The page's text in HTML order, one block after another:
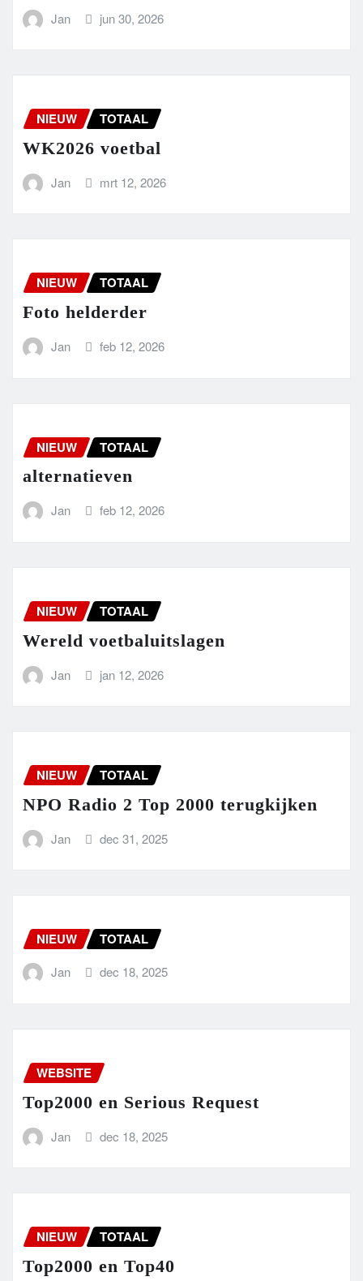
Jan jun 30, 2026
NIEUW TOTAAL
WK2026 voetbal
Jan mrt 12, 2026
NIEUW TOTAAL
Foto helderder
Jan feb 12, 2026
NIEUW TOTAAL
alternatieven
Jan feb 12, 2026
NIEUW TOTAAL
Wereld voetbaluitslagen
Jan jan 12, 2026
NIEUW TOTAAL
NPO Radio 2 Top 2000 terugkijken
Jan dec 31, 2025
NIEUW TOTAAL
Jan dec 18, 2025
WEBSITE
Top2000 en Serious Request
Jan dec 18, 2025
NIEUW TOTAAL
Top2000 en Top40